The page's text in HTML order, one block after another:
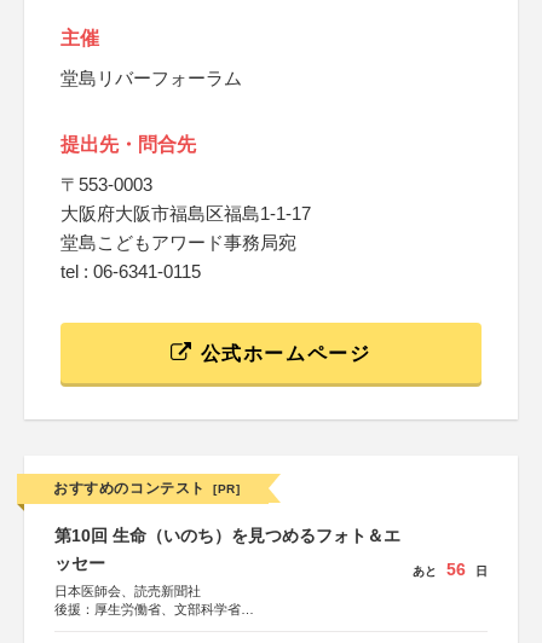
主催
堂島リバーフォーラム
提出先・問合先
〒553-0003
大阪府大阪市福島区福島1-1-17
堂島こどもアワード事務局宛
tel : 06-6341-0115
公式ホームページ
おすすめのコンテスト [PR]
第10回 生命（いのち）を見つめるフォト＆エ
ッセー
日本医師会、読売新聞社
後援：厚生労働省、文部科学省
あと 56 日